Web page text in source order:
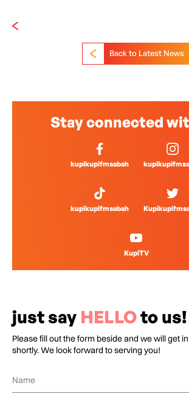
Back to Latest News
Stay connected
kupikupifmsabah
kupikupifmsabah
KupiTV
just say HELLOto us!
Please fill out the form beside and we will get
shortly. We look forward to serving you!